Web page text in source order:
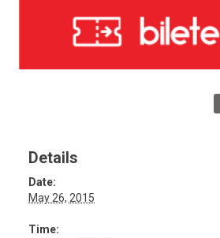
Details
Date:
May 26, 2015
Time: